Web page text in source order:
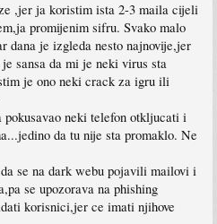
,jer ja koristim ista 2-3 maila cijeli
promijenim sifru. Svako malo
dana je izgleda nesto najnovije,jer
sansa da mi je neki virus sta
je ono neki crack za igru ili
pokusavao neki telefon otkljucati i
da tu nije sta promaklo. Ne
se na dark webu pojavili mailovi i
se upozorava na phishing
korisnici,jer ce imati njihove